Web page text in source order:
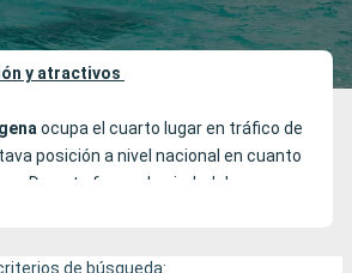
Buscar
y atractivos
ocupa el cuarto lugar en tráfico de
posición a nivel nacional en cuanto
. De esta forma, la ciudad de
40% de su turismo total a través de su
de búsqueda: